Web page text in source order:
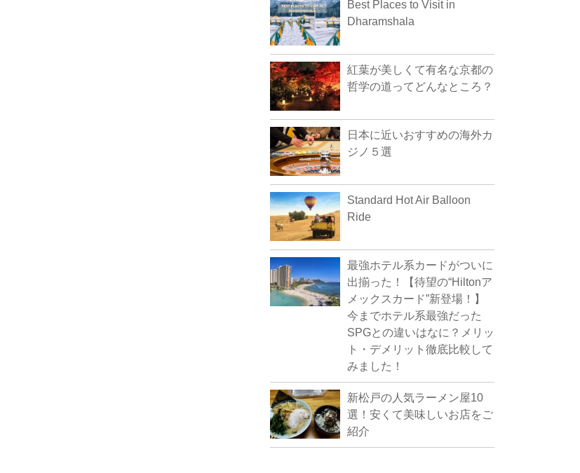
Best Places to Visit in
Dharamshala
紅葉が美しくて有名な京都の
哲学の道ってどんなところ？
日本に近いおすすめの海外カ
ジノ５選
Standard Hot Air Balloon
Ride
最強ホテル系カードがついに
出揃った！【待望の“Hiltonア
メックスカード”新登場！】
今までホテル系最強だった
SPGとの違いはなに？メリッ
ト・デメリット徹底比較して
みました！
新松戸の人気ラーメン屋10
選！安くて美味しいお店をご
紹介